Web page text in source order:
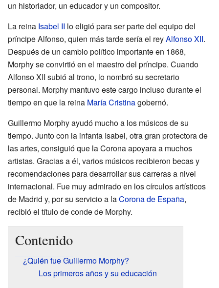
un historiador, un educador y un compositor.
La reina Isabel II lo eligió para ser parte del equipo del
príncipe Alfonso, quien más tarde sería el reyAlfonso XII.
Después de un cambio político importante en 1868,
Morphy se convirtió en el maestro del príncipe. Cuando
Alfonso XII subió al trono, lo nombró su secretario
personal. Morphy mantuvo este cargo incluso durante el
tiempo en que la reina María Cristinagobernó.
Guillermo Morphy ayudó mucho a los músicos de su
tiempo. Junto con la infanta Isabel, otra gran protectora de
las artes, consiguió que la Corona apoyara a muchos
artistas. Gracias a él, varios músicos recibieron becas y
recomendaciones para desarrollar sus carreras a nivel
internacional. Fue muy admirado en los círculos artísticos
de Madrid y, por su servicio a laCorona de España,
recibió el título de conde de Morphy.
Contenido
¿Quién fue Guillermo Morphy?
Los primeros años y su educación